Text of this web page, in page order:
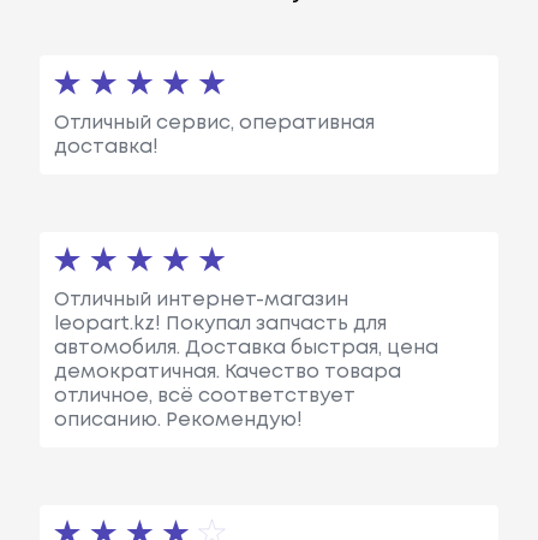
Отличный сервис, оперативная
доставка!
Отличный интернет-магазин
leopart.kz! Покупал запчасть для
автомобиля. Доставка быстрая, цена
демократичная. Качество товара
отличное, всё соответствует
описанию. Рекомендую!